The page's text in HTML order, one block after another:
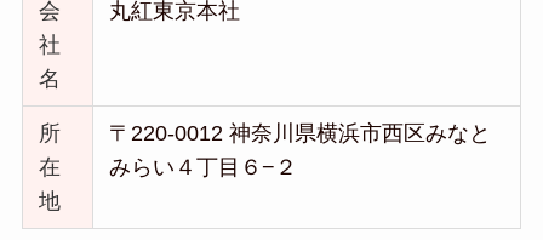
会
社
名
丸紅東京本社
所
在
地
〒220-0012 神奈川県横浜市西区みなと
みらい４丁目６−２